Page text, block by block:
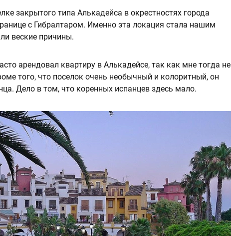
закрытого типа Алькадейса в окрестностях города
с Гибралтаром. Именно эта локация стала нашим
веские причины.
арендовал квартиру в Алькадейсе, так как мне тогда не
того, что поселок очень необычный и колоритный, он
Дело в том, что коренных испанцев здесь мало.